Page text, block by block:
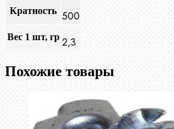
Кратность 500
Вес 1 шт, гр 2,3
Похожие товары